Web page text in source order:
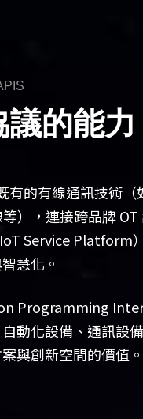
的能力
的有線通訊技術（
），連接跨品牌
Service Platform
慧化。
Programming
動化設備、通訊設
與創新空間的價值。